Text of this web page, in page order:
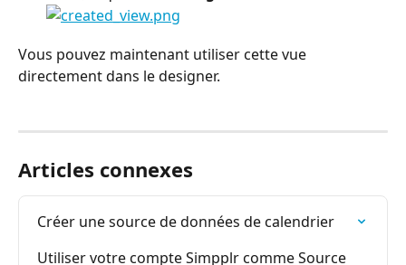
Vous pouvez maintenant utiliser cette vue
directement dans le designer.
Articles connexes
Créer une source de données de calendrier
Utiliser votre compte Simpplr comme Source